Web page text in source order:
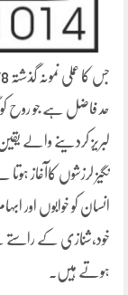
حد فاضل ہے جو روح
لبریز کردینے والے
نگیز لرزشوں کاآغاز
انسان کو خوابوں اور
خود،شنازی کے راستے
ہوتے ہیں۔